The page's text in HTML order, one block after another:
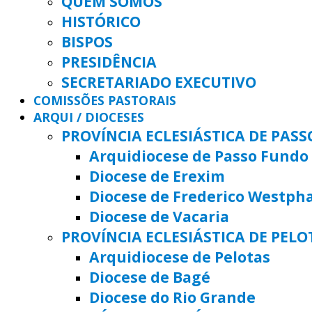
HISTÓRICO
BISPOS
PRESIDÊNCIA
SECRETARIADO EXECUTIVO
COMISSÕES PASTORAIS
ARQUI / DIOCESES
PROVÍNCIA ECLESIÁSTICA DE
Arquidiocese de Passo Fundo
Diocese de Erexim
Diocese de Frederico
Diocese de Vacaria
PROVÍNCIA ECLESIÁSTICA DE
Arquidiocese de Pelotas
Diocese de Bagé
Diocese do Rio Grande